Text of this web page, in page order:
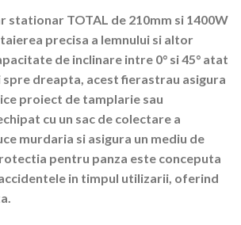
stationar TOTAL de 210mm si 1400W
precisa a lemnului si altor
de inclinare intre 0° si 45° atat
spre dreapta, acest fierastrau asigura
proiect de tamplarie sau
cu un sac de colectare a
murdaria si asigura un mediu de
pentru panza este conceputa
in timpul utilizarii, oferind